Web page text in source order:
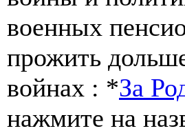
военных
прожить
войнах : *За
нажмите на